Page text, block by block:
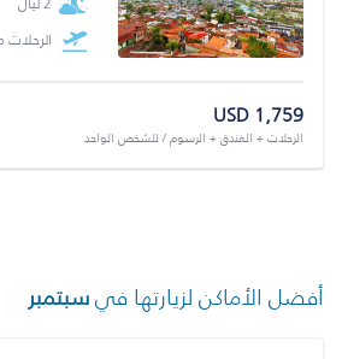
USD 1,759
الرحلات + الفندق + الرسوم / للشخص الواحد
أفضل الأماكن لزيارتها فيسبتمبر